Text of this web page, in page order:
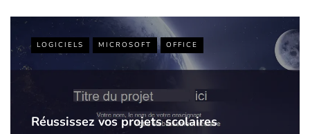
LOGICIELS MICROSOFT OFFICE
Réussissez vos projets scolaires